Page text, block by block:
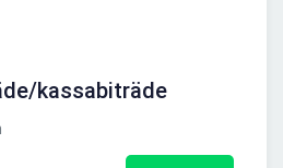
kassabiträde